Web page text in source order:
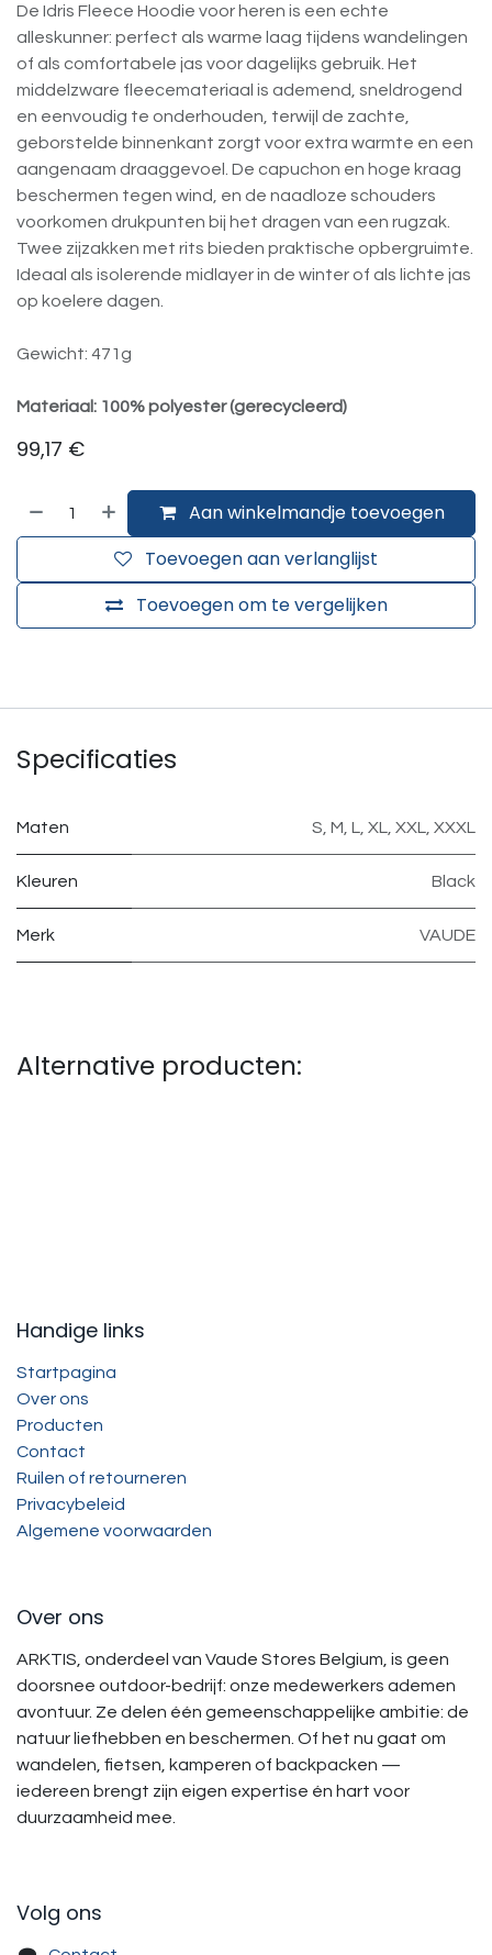
De Idris Fleece Hoodie voor heren is een echte
alleskunner: perfect als warme laag tijdens wandelingen
of als comfortabele jas voor dagelijks gebruik. Het
middelzware fleecemateriaal is ademend, sneldrogend
en eenvoudig te onderhouden, terwijl de zachte,
geborstelde binnenkant zorgt voor extra warmte en een
aangenaam draaggevoel. De capuchon en hoge kraag
beschermen tegen wind, en de naadloze schouders
voorkomen drukpunten bij het dragen van een rugzak.
Twee zijzakken met rits bieden praktische opbergruimte.
Ideaal als isolerende midlayer in de winter of als lichte jas
op koelere dagen.
Gewicht: 471g
Materiaal: 100% polyester (gerecycleerd)
99,17 €
Aan winkelmandje toevoegen
Toevoegen om te vergelijken
Toevoegen aan verlanglijst
Specificaties
Maten S M L XL XXL XXXL
Kleuren Black
Merk VAUDE
Alternative producten:
Handige links
Startpagina
Over ons
Producten
Contact
Ruilen of retourneren
Privacybeleid
Algemene voorwaarden
Over ons
ARKTIS, onderdeel van Vaude Stores Belgium, is geen
doorsnee outdoor-bedrijf: onze medewerkers ademen
avontuur. Ze delen één gemeenschappelijke ambitie: de
natuur liefhebben en beschermen. Of het nu gaat om
wandelen, fietsen, kamperen of backpacken —
iedereen brengt zijn eigen expertise én hart voor
duurzaamheid mee.
Volg ons